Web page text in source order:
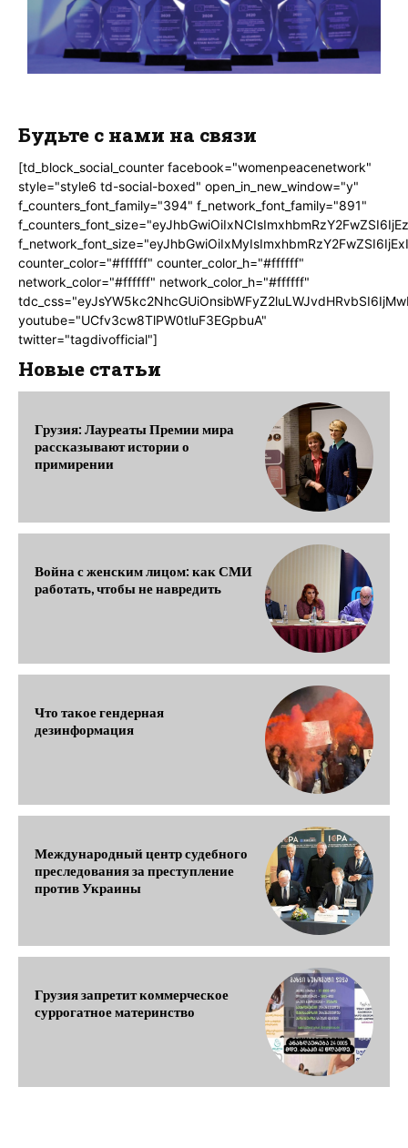
Будьте с нами на связи
[td_block_social_counter facebook="womenpeacenetwork"
style="style6 td-social-boxed" open_in_new_window="y"
f_counters_font_family="394" f_network_font_family="891"
counter_color="#ffffff" counter_color_h="#ffffff"
network_color="#ffffff" network_color_h="#ffffff"
youtube="UCfv3cw8TlPW0tluF3EGpbuA"
twitter="tagdivofficial"]
Новые статьи
Грузия: Лауреаты Премии мира
рассказывают истории о
примирении
Война с женским лицом: как СМИ
работать, чтобы не навредить
Что такое гендерная
дезинформация
Международный центр судебного
преследования за преступление
против Украины
Грузия запретит коммерческое
суррогатное материнство